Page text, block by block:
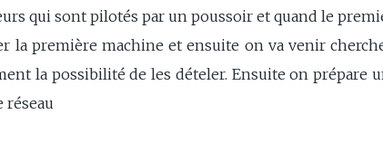
qui sont pilotés par un poussoir et quand le
la première machine et ensuite on va venir
la possibilité de les dételer. Ensuite on prépare
réseau